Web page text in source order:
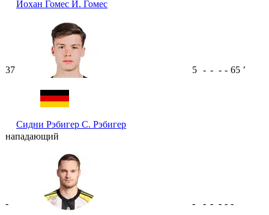
Йохан Гомес Й. Гомес
37
Сидни Рэбигер С. Рэбигер
5 - - - - 65 ʼ
нападающий
- - - - - - -